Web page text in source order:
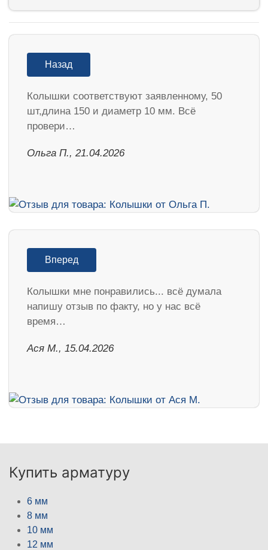
Назад
Колышки соответствуют заявленному, 50
шт,длина 150 и диаметр 10 мм. Всё
провери…
Ольга П., 21.04.2026
Вперед
Колышки мне понравились... всё думала
напишу отзыв по факту, но у нас всё
время…
Ася М., 15.04.2026
Купить арматуру
6 мм
8 мм
10 мм
12 мм